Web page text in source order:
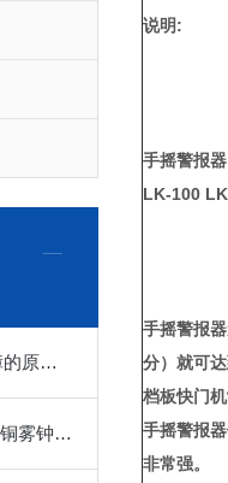
空气呼吸器充气泵常见故障的原因和排除方法
雾钟,铜雾钟,船用雾钟,船用铜雾钟,船用铜钟生产厂家厂价直销
说明:
手摇警报器
LK-100
手摇警报
分）就可
档板快门
手摇警报
非常强。